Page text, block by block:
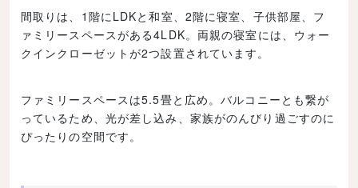
間取りは、1階にLDKと和室、2階に寝室、子供部屋、フ
ァミリースペースがある4LDK。両親の寝室には、ウォー
クインクローゼットが2つ設置されています。
ファミリースペースは5.5畳と広め。バルコニーとも繋が
っているため、光が差し込み、家族がのんびり過ごすのに
ぴったりの空間です。